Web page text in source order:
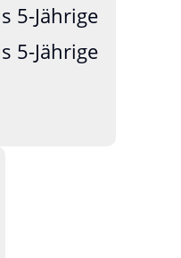
5-Jährige
5-Jährige